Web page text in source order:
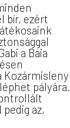
bír, ezért
a Baia
pályára.
az,